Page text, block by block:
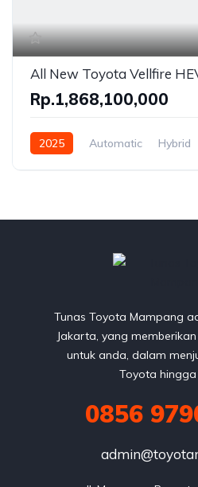
All New Toyota Vellfire
Rp.1,868,100,000
2025 Automatic Hybrid
Tunas Toyota Mampang
Jakarta, yang
untuk anda, dalam
Toyota hingga
0856